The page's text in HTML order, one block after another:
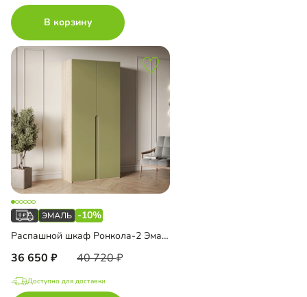
В корзину
-10%
Распашной шкаф Ронкола-2 Эмаль
36 650 40 720
Доступно для доставки